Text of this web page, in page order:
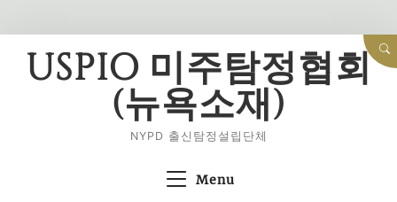
USPIO 미주탐정협회
(뉴욕소재)
NYPD 출신탐정설립단체
Menu